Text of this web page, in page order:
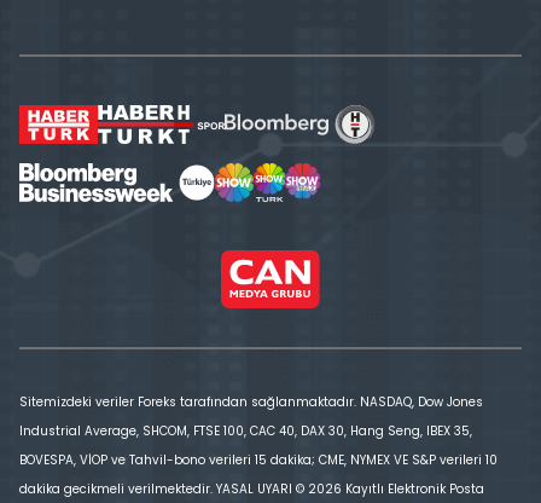
Sitemizdeki veriler Foreks tarafından sağlanmaktadır. NASDAQ, Dow Jones
Industrial Average, SHCOM, FTSE 100, CAC 40, DAX 30, Hang Seng, IBEX 35,
BOVESPA, VİOP ve Tahvil-bono verileri 15 dakika; CME, NYMEX VE S&P verileri 10
dakika gecikmeli verilmektedir. YASAL UYARI © 2026 Kayıtlı Elektronik Posta